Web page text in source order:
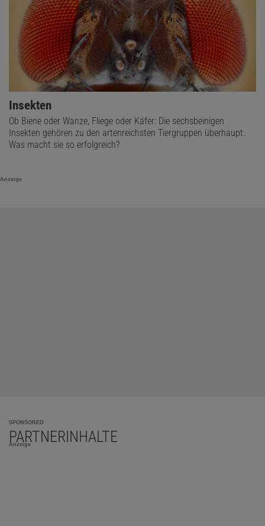
Insekten
Ob Biene oder Wanze, Fliege oder Käfer: Die sechsbeinigen
Insekten gehören zu den artenreichsten Tiergruppen überhaupt.
Was macht sie so erfolgreich?
Anzeige
SPONSORED
PARTNERINHALTE
Anzeige